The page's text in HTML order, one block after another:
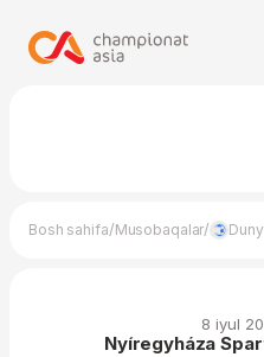
Bosh sahifa/Musobaqalar/
8 iyul
Nyíregyháza